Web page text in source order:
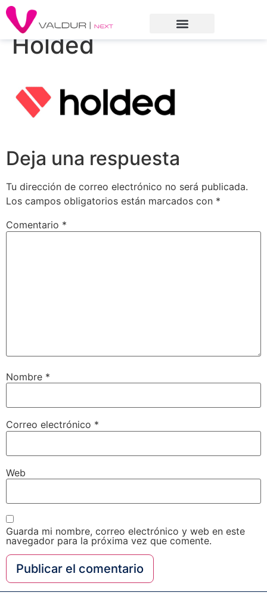
Holded
Deja una respuesta
Tu dirección de correo electrónico no será publicada.
Los campos obligatorios están marcados con *
Comentario *
Nombre *
Correo electrónico *
Web
Guarda mi nombre, correo electrónico y web en este
navegador para la próxima vez que comente.